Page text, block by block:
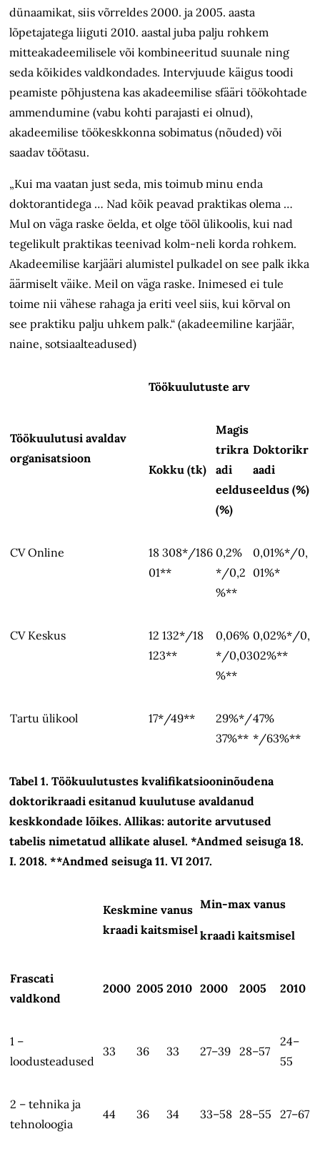
dünaamikat, siis võrreldes 2000. ja 2005. aasta
lõpetajatega liiguti 2010. aastal juba palju rohkem
mitteakadeemilisele või kombineeritud suunale ning
seda kõikides valdkondades. Intervjuude käigus toodi
peamiste põhjustena kas akadeemilise sfääri töökohtade
ammendumine (vabu kohti parajasti ei olnud),
akadeemilise töökeskkonna sobimatus (nõuded) või
saadav töötasu.
„Kui ma vaatan just seda, mis toimub minu enda
doktorantidega … Nad kõik peavad praktikas olema …
Mul on väga raske öelda, et olge tööl ülikoolis, kui nad
tegelikult praktikas teenivad kolm-neli korda rohkem.
Akadeemilise karjääri alumistel pulkadel on see palk ikka
äärmiselt väike. Meil on väga raske. Inimesed ei tule
toime nii vähese rahaga ja eriti veel siis, kui kõrval on
see praktiku palju uhkem palk.“ (akadeemiline karjäär,
naine, sotsiaalteadused)
Töökuulutusi avaldav
organisatsioon
Töökuulutuste arv
Kokku (tk)
Magis
trikra
adi
eeldus
(%)
Doktorikr
aadi
eeldus (%)
CV Online 18 308*/186
01**
0,2%
*/0,2
%**
0,01%*/0,
01%*
CV Keskus 12 132*/18
123**
0,06%
*/0,03
%**
0,02%*/0,
02%**
Tartu ülikool 17*/49**
29%*/
37%**
47%
*/63%**
Tabel 1. Töökuulutustes kvalifikatsiooninõudena
doktorikraadi esitanud kuulutuse avaldanud
keskkondade lõikes.Allikas: autorite arvutused
tabelis nimetatud allikate alusel. *Andmed seisuga 18.
I. 2018. **Andmed seisuga 11. VI 2017.
Keskmine vanus
kraadi kaitsmisel
Min-max vanus
kraadi kaitsmisel
Frascati
valdkond
2000 2005 2010 2000 2005 2010
1 –
loodusteadused
33 36 33 27–39 28–57
24–
55
2 – tehnika ja
tehnoloogia
44 36 34 33–58 28–55 27–67